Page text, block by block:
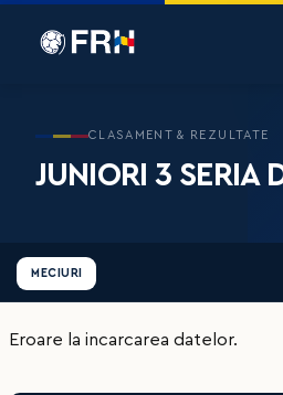
CLASAMENT & REZULTATE
JUNIORI 3 SERIA
MECIURI
Eroare la incarcarea datelor.